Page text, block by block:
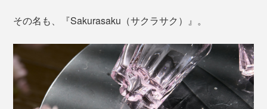
その名も、『Sakurasaku（サクラサク）』。